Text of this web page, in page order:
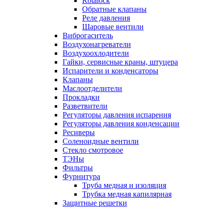
Обратные клапаны
Реле давления
Шаровые вентили
Виброгаситель
Воздухонагреватели
Воздухоохлодители
Гайки, сервисные краны, штуцера
Испарители и конденсаторы
Клапаны
Маслоотделители
Прокладки
Разветвители
Регуляторы давления испарения
Регуляторы давления конденсации
Ресиверы
Соленоидные вентили
Стекло смотровое
ТЭНы
Фильтры
Фурнитура
Труба медная и изоляция
Трубка медная капилярная
Защитные решетки